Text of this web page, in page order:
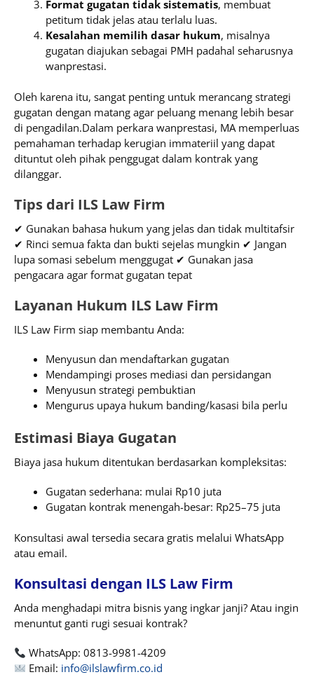
Format gugatan tidak sistematis, membuat
petitum tidak jelas atau terlalu luas.
Kesalahan memilih dasar hukum, misalnya
gugatan diajukan sebagai PMH padahal seharusnya
wanprestasi.
Oleh karena itu, sangat penting untuk merancang strategi
gugatan dengan matang agar peluang menang lebih besar
di pengadilan.Dalam perkara wanprestasi, MA memperluas
pemahaman terhadap kerugian immateriil yang dapat
dituntut oleh pihak penggugat dalam kontrak yang
dilanggar.
Tips dari ILS Law Firm
✔ Gunakan bahasa hukum yang jelas dan tidak multitafsir
✔ Rinci semua fakta dan bukti sejelas mungkin ✔ Jangan
lupa somasi sebelum menggugat ✔ Gunakan jasa
pengacara agar format gugatan tepat
Layanan Hukum ILS Law Firm
ILS Law Firm siap membantu Anda:
Menyusun dan mendaftarkan gugatan
Mendampingi proses mediasi dan persidangan
Menyusun strategi pembuktian
Mengurus upaya hukum banding/kasasi bila perlu
Estimasi Biaya Gugatan
Biaya jasa hukum ditentukan berdasarkan kompleksitas:
Gugatan sederhana: mulai Rp10 juta
Gugatan kontrak menengah-besar: Rp25–75 juta
Konsultasi awal tersedia secara gratis melalui WhatsApp
atau email.
Konsultasi dengan ILS Law Firm
Anda menghadapi mitra bisnis yang ingkar janji? Atau ingin
menuntut ganti rugi sesuai kontrak?
WhatsApp: 0813-9981-4209
Email: info@ilslawfirm.co.id